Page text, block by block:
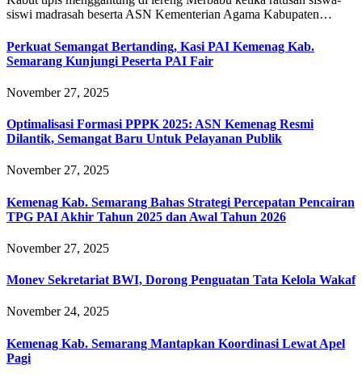
siswi madrasah beserta ASN Kementerian Agama Kabupaten…
Perkuat Semangat Bertanding, Kasi PAI Kemenag Kab.
Semarang Kunjungi Peserta PAI Fair
November 27, 2025
Optimalisasi Formasi PPPK 2025: ASN Kemenag Resmi
Dilantik, Semangat Baru Untuk Pelayanan Publik
November 27, 2025
Kemenag Kab. Semarang Bahas Strategi Percepatan Pencairan
TPG PAI Akhir Tahun 2025 dan Awal Tahun 2026
November 27, 2025
Monev Sekretariat BWI, Dorong Penguatan Tata Kelola Wakaf
November 24, 2025
Kemenag Kab. Semarang Mantapkan Koordinasi Lewat Apel
Pagi